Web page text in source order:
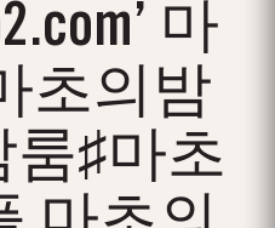
마
초의밤
룸♯마초